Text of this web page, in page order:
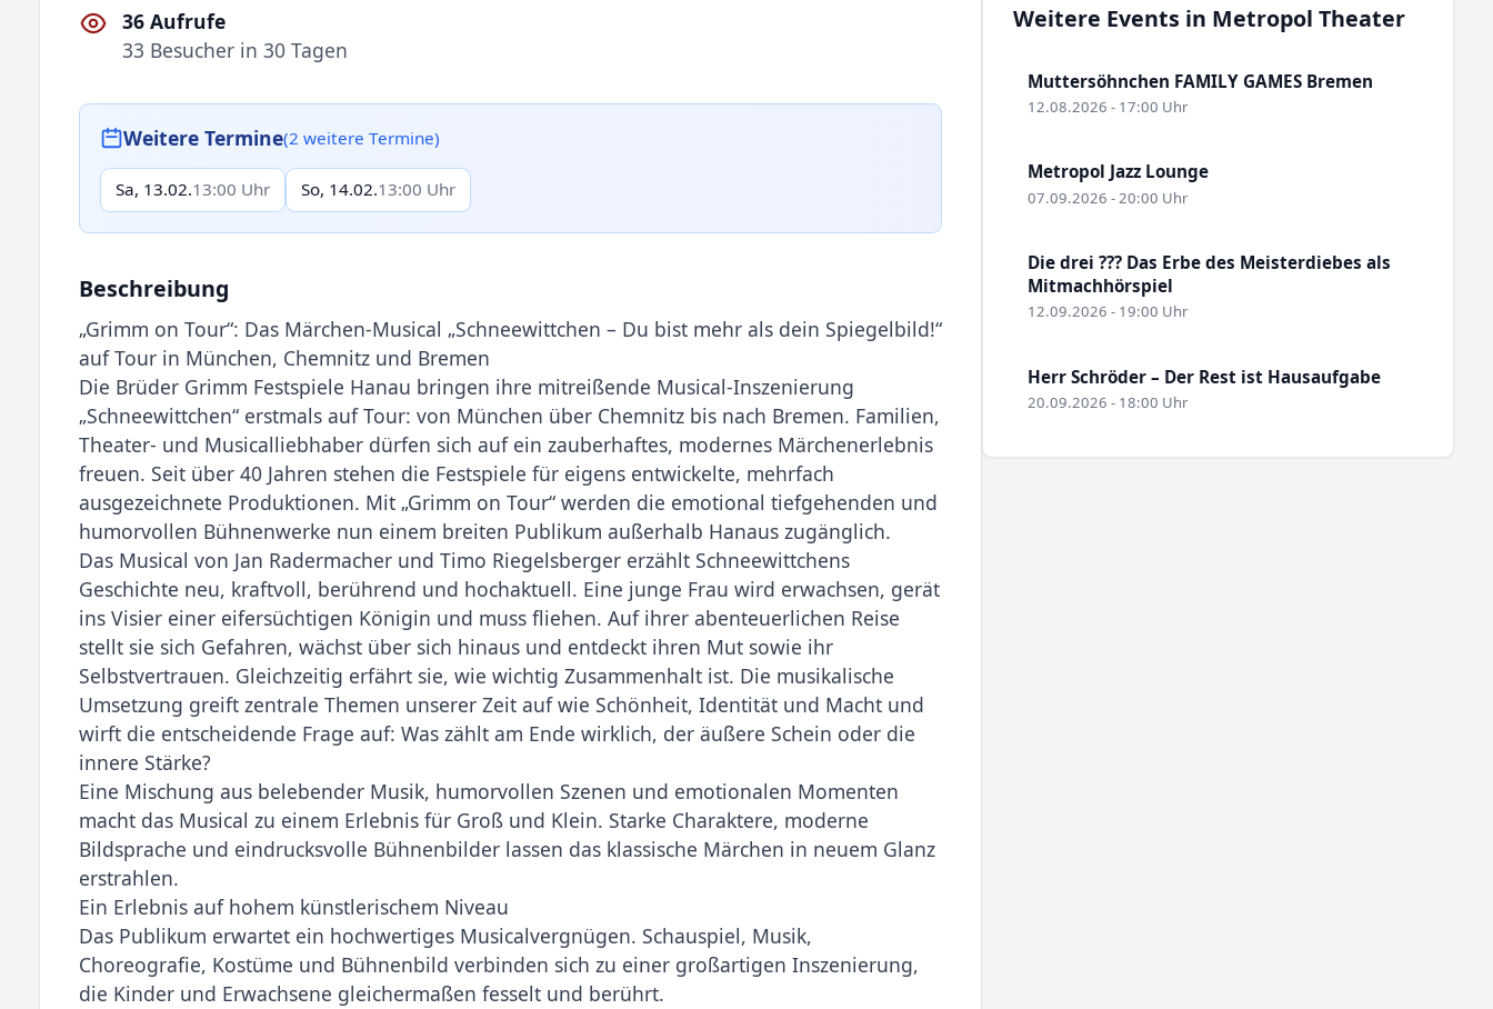
36 Aufrufe
33 Besucher in 30 Tagen
Weitere Termine(2 weitere Termine)
Sa, 13.02.13:00 Uhr So, 14.02.13:00 Uhr
Beschreibung
„Grimm on Tour“: Das Märchen-Musical „Schneewittchen – Du bist mehr als dein Spiegelbild!“
auf Tour in München, Chemnitz und Bremen
Die Brüder Grimm Festspiele Hanau bringen ihre mitreißende Musical-Inszenierung
„Schneewittchen“ erstmals auf Tour: von München über Chemnitz bis nach Bremen. Familien,
Theater- und Musicalliebhaber dürfen sich auf ein zauberhaftes, modernes Märchenerlebnis
freuen. Seit über 40 Jahren stehen die Festspiele für eigens entwickelte, mehrfach
ausgezeichnete Produktionen. Mit „Grimm on Tour“ werden die emotional tiefgehenden und
humorvollen Bühnenwerke nun einem breiten Publikum außerhalb Hanaus zugänglich.
Das Musical von Jan Radermacher und Timo Riegelsberger erzählt Schneewittchens
Geschichte neu, kraftvoll, berührend und hochaktuell. Eine junge Frau wird erwachsen, gerät
ins Visier einer eifersüchtigen Königin und muss fliehen. Auf ihrer abenteuerlichen Reise
stellt sie sich Gefahren, wächst über sich hinaus und entdeckt ihren Mut sowie ihr
Selbstvertrauen. Gleichzeitig erfährt sie, wie wichtig Zusammenhalt ist. Die musikalische
Umsetzung greift zentrale Themen unserer Zeit auf wie Schönheit, Identität und Macht und
wirft die entscheidende Frage auf: Was zählt am Ende wirklich, der äußere Schein oder die
innere Stärke?
Eine Mischung aus belebender Musik, humorvollen Szenen und emotionalen Momenten
macht das Musical zu einem Erlebnis für Groß und Klein. Starke Charaktere, moderne
Bildsprache und eindrucksvolle Bühnenbilder lassen das klassische Märchen in neuem Glanz
erstrahlen.
Ein Erlebnis auf hohem künstlerischem Niveau
Das Publikum erwartet ein hochwertiges Musicalvergnügen. Schauspiel, Musik,
Choreografie, Kostüme und Bühnenbild verbinden sich zu einer großartigen Inszenierung,
die Kinder und Erwachsene gleichermaßen fesselt und berührt.
Weitere Events in Metropol Theater
Muttersöhnchen FAMILY GAMES Bremen
12.08.2026 - 17:00 Uhr
Metropol Jazz Lounge
07.09.2026 - 20:00 Uhr
Die drei ??? Das Erbe des Meisterdiebes als
Mitmachhörspiel
12.09.2026 - 19:00 Uhr
Herr Schröder – Der Rest ist Hausaufgabe
20.09.2026 - 18:00 Uhr